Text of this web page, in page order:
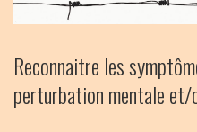
Reconnaitre les
perturbation mentale et/